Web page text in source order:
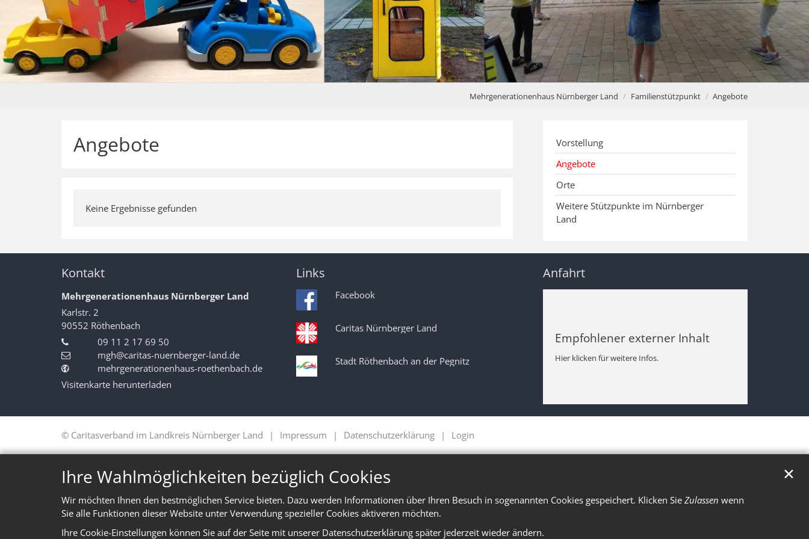
Ihre Wahlmöglichkeiten bezüglich Cookies
Wir möchten Ihnen den bestmöglichen Service bieten. Dazu werden Informationen über Ihren Besuch in sogenannten Cookies gespeichert. Klicken Sie Zulassen wenn
Sie alle Funktionen dieser Website unter Verwendung spezieller Cookies aktiveren möchten.
Ihre Cookie-Einstellungen können Sie auf der Seite mit unserer Datenschutzerklärung später jederzeit wieder ändern.
✕
Mehrgenerationenhaus Nürnberger Land Familienstützpunkt Angebote
Angebote
Keine Ergebnisse gefunden
Vorstellung
Angebote
Orte
Weitere Stützpunkte im Nürnberger
Land
Kontakt
Mehrgenerationenhaus Nürnberger Land
Karlstr. 2
90552 Röthenbach
09 11 2 17 69 50
mgh@caritas-nuernberger-land.de
mehrgenerationenhaus-roethenbach.de
Visitenkarte herunterladen
Links
Facebook
Caritas Nürnberger Land
Stadt Röthenbach an der Pegnitz
Anfahrt
Empfohlener externer Inhalt
Hier klicken für weitere Infos.
© Caritasverband im Landkreis Nürnberger Land Impressum Datenschutzerklärung Login